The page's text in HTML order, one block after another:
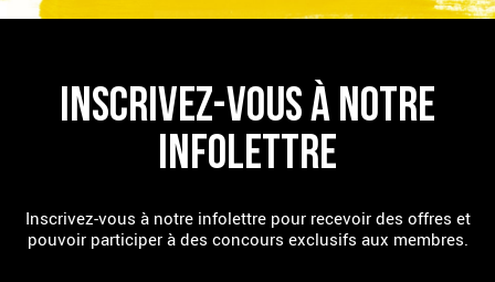
INSCRIVEZ-VOUS À NOTRE
INFOLETTRE
Inscrivez-vous à notre infolettre pour recevoir des offres et
pouvoir participer à des concours exclusifs aux membres.